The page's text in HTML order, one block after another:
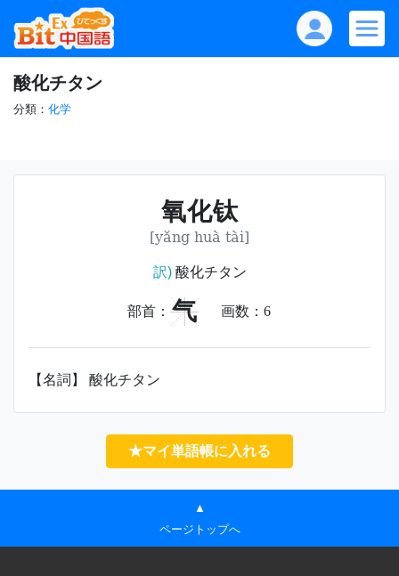
酸化チタン
分類： 化学
氧化钛
[yǎng huà tài]
訳)酸化チタン
部首： 气 画数： 6
【名詞】 酸化チタン
★マイ単語帳に入れる
▲
ページトップへ